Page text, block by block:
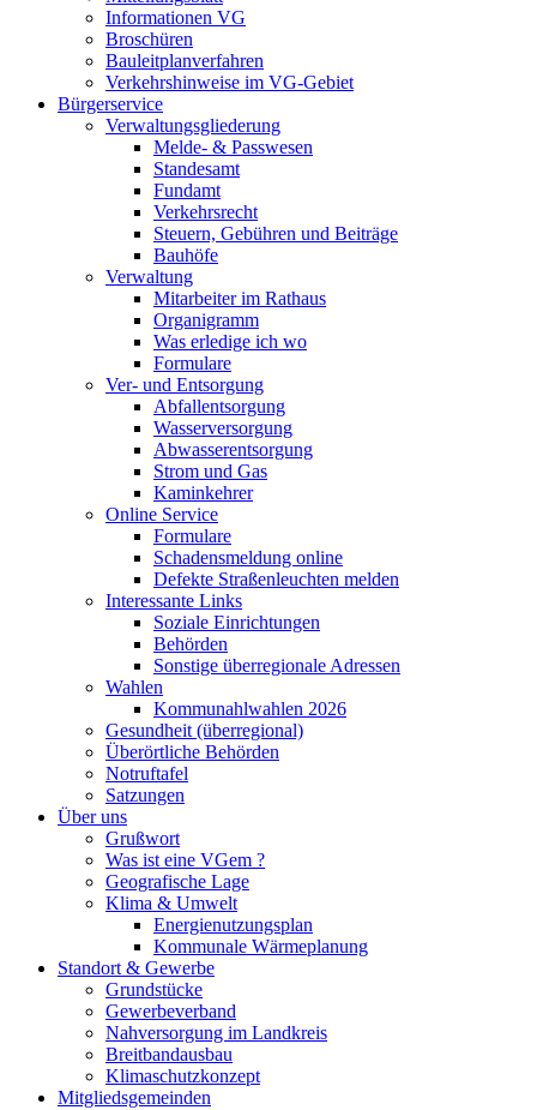
Informationen VG
Broschüren
Bauleitplanverfahren
Verkehrshinweise im VG-Gebiet
Bürgerservice
Verwaltungsgliederung
Melde- & Passwesen
Standesamt
Fundamt
Verkehrsrecht
Steuern, Gebühren und Beiträge
Bauhöfe
Verwaltung
Mitarbeiter im Rathaus
Organigramm
Was erledige ich wo
Formulare
Ver- und Entsorgung
Abfallentsorgung
Wasserversorgung
Abwasserentsorgung
Strom und Gas
Kaminkehrer
Online Service
Formulare
Schadensmeldung online
Defekte Straßenleuchten melden
Interessante Links
Soziale Einrichtungen
Behörden
Sonstige überregionale Adressen
Wahlen
Kommunahlwahlen 2026
Gesundheit (überregional)
Überörtliche Behörden
Notruftafel
Satzungen
Über uns
Grußwort
Was ist eine VGem ?
Geografische Lage
Klima & Umwelt
Energienutzungsplan
Kommunale Wärmeplanung
Standort & Gewerbe
Grundstücke
Gewerbeverband
Nahversorgung im Landkreis
Breitbandausbau
Klimaschutzkonzept
Mitgliedsgemeinden